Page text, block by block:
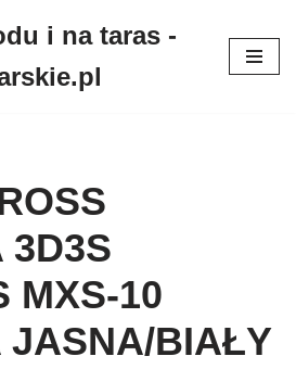
i na taras -
3D3S
MXS-10
JASNA/BIAŁY